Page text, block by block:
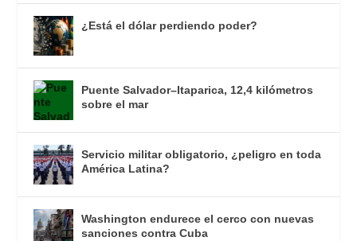
¿Está el dólar perdiendo poder?
Puente Salvador–Itaparica, 12,4 kilómetros
sobre el mar
Servicio militar obligatorio, ¿peligro en toda
América Latina?
Washington endurece el cerco con nuevas
sanciones contra Cuba